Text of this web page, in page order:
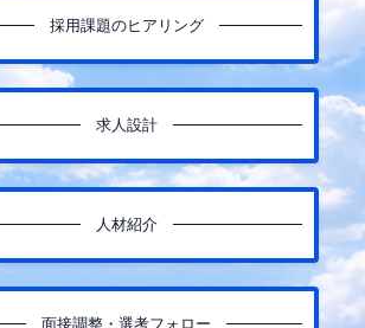
採用課題のヒアリング
求人設計
人材紹介
面接調整・選考フォロー